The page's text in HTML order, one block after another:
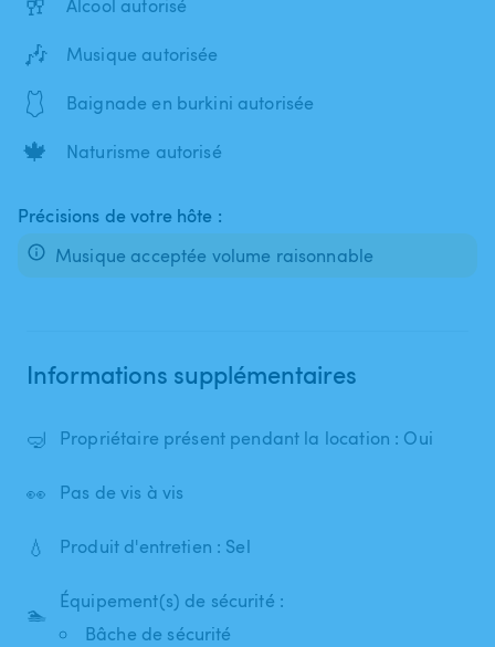
Alcool autorisé
🎶 Musique autorisée
🩱 Baignade en burkini autorisée
🍁 Naturisme autorisé
Précisions de votre hôte :
Musique acceptée volume raisonnable
Informations supplémentaires
🤿 Propriétaire présent pendant la location : Oui
👀 Pas de vis à vis
💧 Produit d'entretien : Sel
🏊
Équipement(s) de sécurité :
Bâche de sécurité